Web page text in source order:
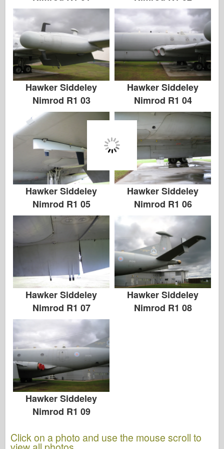
Hawker Siddeley
Nimrod R1 03
Hawker Siddeley
Nimrod R1 04
Hawker Siddeley
Nimrod R1 05
Hawker Siddeley
Nimrod R1 06
Hawker Siddeley
Nimrod R1 07
Hawker Siddeley
Nimrod R1 08
Hawker Siddeley
Nimrod R1 09
Click on a photo and use the mouse scroll to